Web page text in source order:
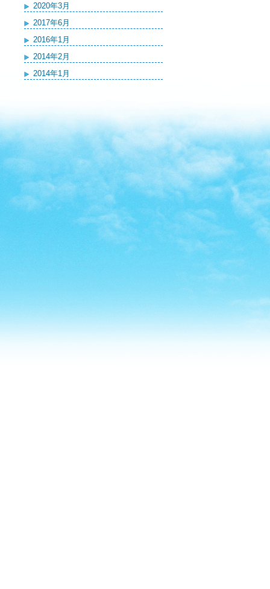
2020年3月
2017年6月
2016年1月
2014年2月
2014年1月